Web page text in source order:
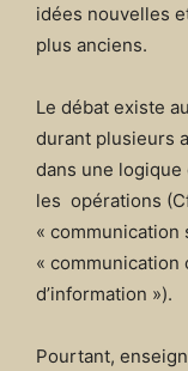
idées nouvelles
plus anciens.
Le débat existe
durant plusieurs
dans une
les opérations
« communication
« communication
d’information »).
Pourtant,